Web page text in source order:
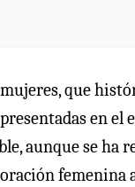
mujeres, que
en el
aunque se ha
femenina